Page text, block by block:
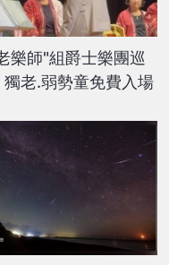
樂師"組爵士樂團巡
老.弱勢童免費入場